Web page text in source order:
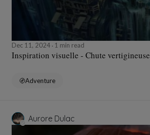
Dec 11, 2024 1 min read
Inspiration visuelle - Chute vertigineuse
Adventure
Aurore Dulac